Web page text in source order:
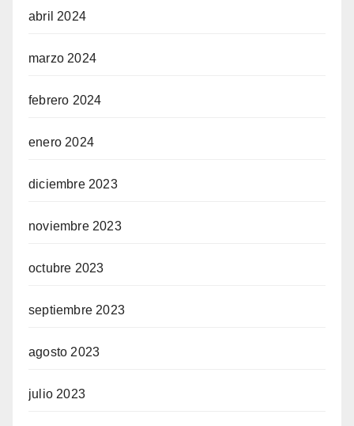
abril 2024
marzo 2024
febrero 2024
enero 2024
diciembre 2023
noviembre 2023
octubre 2023
septiembre 2023
agosto 2023
julio 2023